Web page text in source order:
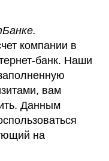
компании в
банк. Наши
вам
Данным
на